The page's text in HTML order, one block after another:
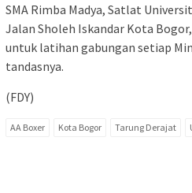
SMA Rimba Madya, Satlat
Jalan Sholeh Iskandar Kota
untuk latihan gabungan setiap
tandasnya.
(FDY)
AA Boxer Kota Bogor Tarung Derajat